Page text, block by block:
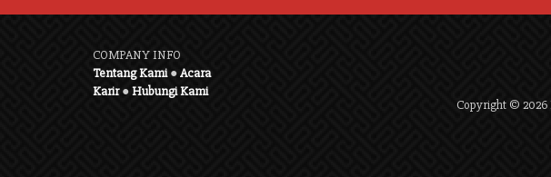
COMPANY INFO
Tentang Kami●Acara
Karir●Hubungi Kami
Copyright © 2026